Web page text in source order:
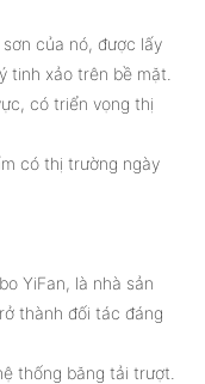
của nó, được lấy
tinh xảo trên bề mặt.
có triển vọng thị
có thị trường ngày
YiFan, là nhà sản
thành đối tác đáng
thống băng tải trượt.